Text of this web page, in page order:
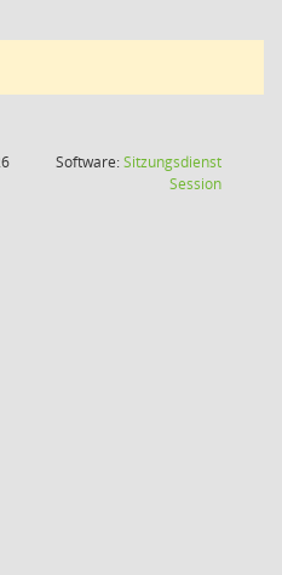
Software:Sitzungsdienst
Session(Wird in